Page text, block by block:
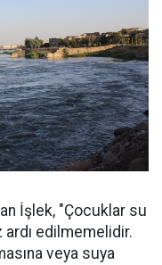
İşlek, "Çocuklar su
ardı edilmemelidir.
veya suya